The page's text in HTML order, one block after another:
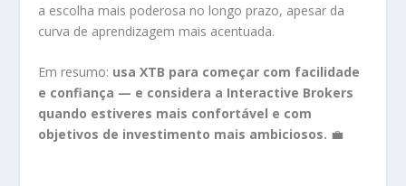
a escolha mais poderosa no longo prazo, apesar da
curva de aprendizagem mais acentuada.
Em resumo: usa XTB para começar com facilidade
e confiança — e considera a Interactive Brokers
quando estiveres mais confortável e com
objetivos de investimento mais ambiciosos. 💼